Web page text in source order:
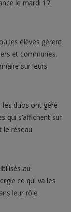
le mardi 17
les élèves gèrent
et communes.
sur leurs
les duos ont géré
qui s’affichent sur
le réseau
au
ce qui va les
leur rôle